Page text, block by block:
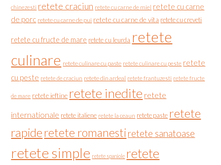
chinezesti retete craciun retete cu carne de miel retete cu carne
de porc retete cu carne de pui retete cu carne de vita retete cu creveti
retete cu fructe de mare retete cu leurda retete
culinare retete culinare cu paste retete culinare cu peste retete
cu peste retete de craciun retete din ardeal retete frantuzesti retete fructe
de mare retete ieftine retete inedite retete
internationale retete italiene retete la ceaun retete paste retete
rapideretete romanesti retete sanatoase
retete simple retete spaniole retete